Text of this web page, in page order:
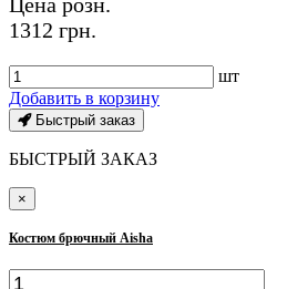
1312 грн.
шт
Добавить в корзину
Быстрый заказ
БЫСТРЫЙ ЗАКАЗ
×
Костюм брючный Aisha